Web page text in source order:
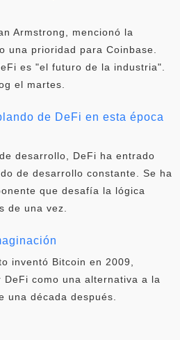
Armstrong, mencionó la
una prioridad para Coinbase.
es "el futuro de la industria".
el martes.
de DeFi en esta época
desarrollo, DeFi ha entrado
de desarrollo constante. Se ha
que desafía la lógica
de una vez.
inventó Bitcoin en 2009,
DeFi como una alternativa a la
una década después.